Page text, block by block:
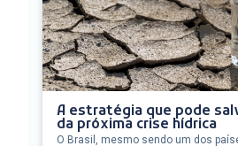
A estratégia que pode
da próxima crise hídrica
O Brasil, mesmo sendo um dos